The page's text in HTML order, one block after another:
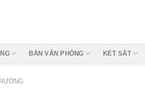
BÀN VĂN PHÒNG KÉT SẮT